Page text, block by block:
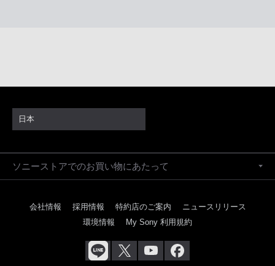
日本
ソニーストアでのお買い物にあたって
会社情報 採用情報 特約店のご案内
ニュースリリース
環境情報
My Sony 利用規約